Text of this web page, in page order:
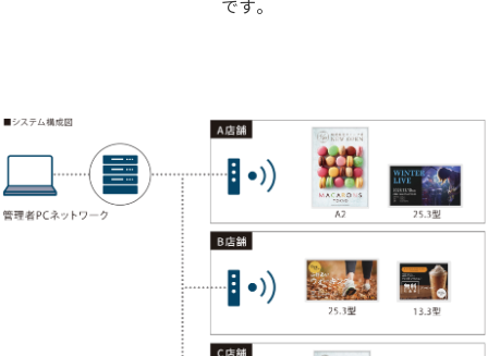
です。